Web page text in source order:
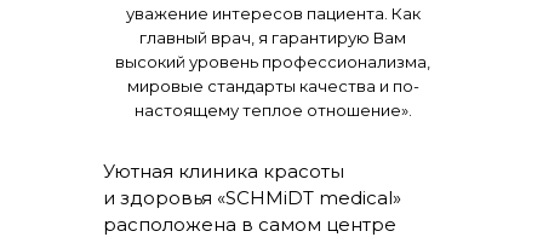
уважение интересов пациента. Как
главный врач, я гарантирую Вам
высокий уровень профессионализма,
мировые стандарты качества и по-
настоящему теплое отношение».
Уютная клиника красоты
и здоровья «SCHMiDT medical»
расположена в самом центре